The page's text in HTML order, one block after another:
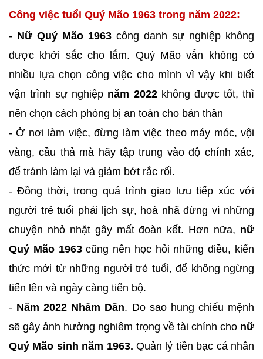
Công việc tuổi Quý Mão 1963 trong năm 2022:
- Nữ Quý Mão 1963 công danh sự nghiệp không
được khởi sắc cho lắm. Quý Mão vẫn không có
nhiều lựa chọn công việc cho mình vì vậy khi biết
vận trình sự nghiệp năm 2022không được tốt, thì
nên chọn cách phòng bị an toàn cho bản thân
- Ở nơi làm việc, đừng làm việc theo máy móc, vội
vàng, cầu thả mà hãy tập trung vào độ chính xác,
để tránh làm lại và giảm bớt rắc rối.
- Đồng thời, trong quá trình giao lưu tiếp xúc với
người trẻ tuổi phải lịch sự, hoà nhã đừng vì những
chuyện nhỏ nhặt gây mất đoàn kết. Hơn nữa, nữ
Quý Mão 1963cũng nên học hỏi những điều, kiến
thức mới từ những người trẻ tuổi, để không ngừng
tiến lên và ngày càng tiến bộ.
- Năm 2022 Nhâm Dần. Do sao hung chiếu mệnh
sẽ gây ảnh hưởng nghiêm trọng về tài chính chonữ
Quý Mão sinh năm 1963. Quản lý tiền bạc cá nhân